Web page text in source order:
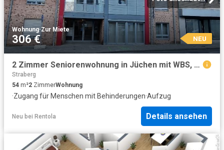
Wohnung·Zur Miete
306 € NEU
2 Zimmer Seniorenwohnung in Jüchen mit WBS, Objekt Nr. 4059_8
Straberg
54 m²2 ZimmerWohnung
·Zugang für Menschen mit Behinderungen·Aufzug
Neu bei Rentola Details ansehen